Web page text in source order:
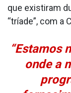
que existiram
“tríade”, com a
“Estamos
onde a